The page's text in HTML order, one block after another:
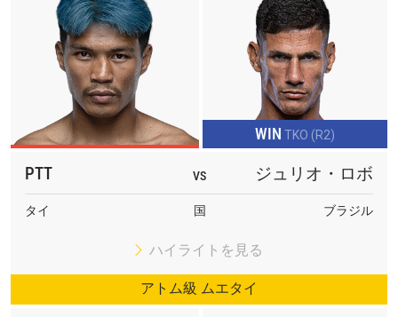
WIN TKO (R2)
PTT VS ジュリオ・ロボ
タイ 国 ブラジル
ハイライトを見る
アトム級 ムエタイ